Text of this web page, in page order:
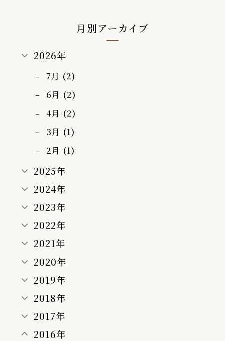
月別アーカイブ
2026年
7月 (2)
6月 (2)
4月 (2)
3月 (1)
2月 (1)
2025年
2024年
2023年
2022年
2021年
2020年
2019年
2018年
2017年
2016年